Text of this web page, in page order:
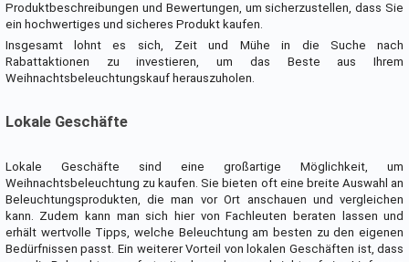
Produktbeschreibungen und Bewertungen, um sicherzustellen, dass Sie
ein hochwertiges und sicheres Produkt kaufen.
Insgesamt lohnt es sich, Zeit und Mühe in die Suche nach
Rabattaktionen zu investieren, um das Beste aus Ihrem
Weihnachtsbeleuchtungskauf herauszuholen.
Lokale Geschäfte
Lokale Geschäfte sind eine großartige Möglichkeit, um
Weihnachtsbeleuchtung zu kaufen. Sie bieten oft eine breite Auswahl an
Beleuchtungsprodukten, die man vor Ort anschauen und vergleichen
kann. Zudem kann man sich hier von Fachleuten beraten lassen und
erhält wertvolle Tipps, welche Beleuchtung am besten zu den eigenen
Bedürfnissen passt. Ein weiterer Vorteil von lokalen Geschäften ist, dass